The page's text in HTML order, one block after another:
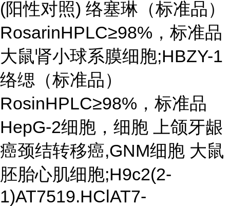
(阳性对照) 络塞琳（标准品）
RosarinHPLC≥98%，标准品
大鼠肾小球系膜细胞;HBZY-1
络缌（标准品）
RosinHPLC≥98%，标准品
HepG-2细胞，细胞 上颌牙龈
癌颈结转移癌,GNM细胞 大鼠
胚胎心肌细胞;H9c2(2-
1)AT7519.HClAT7-